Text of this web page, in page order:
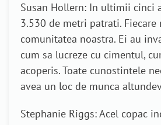
Susan Hollern: In ultimii cinci
3.530 de metri patrati.
comunitatea noastra. Ei au
cum sa lucreze cu cimentul,
acoperis. Toate cunostintele
avea un loc de munca
Stephanie Riggs: Acel copac